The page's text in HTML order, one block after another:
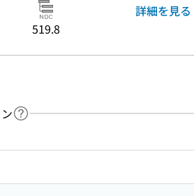
519.8
詳細を見る
ヘルプページへのリンク
目次内を検索